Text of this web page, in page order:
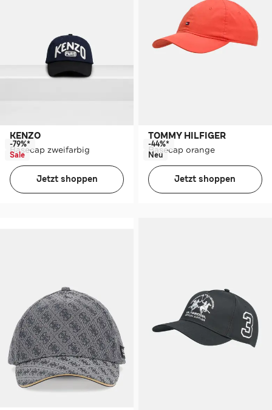
KENZO
Basecap zweifarbig
-79%*
Sale
Jetzt shoppen
TOMMY HILFIGER
Basecap orange
-44%*
Neu
Jetzt shoppen